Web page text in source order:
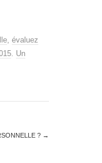
, évaluez
. Un
? →